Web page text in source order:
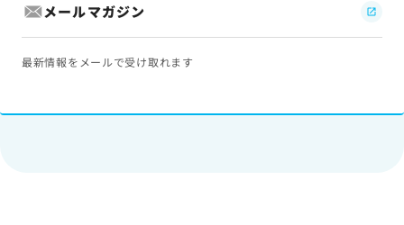
メールマガジン
最新情報をメールで受け取れます